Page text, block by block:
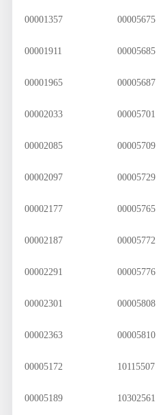
00001357 00005675
00001911 00005685
00001965 00005687
00002033 00005701
00002085 00005709
00002097 00005729
00002177 00005765
00002187 00005772
00002291 00005776
00002301 00005808
00002363 00005810
00005172 10115507
00005189 10302561